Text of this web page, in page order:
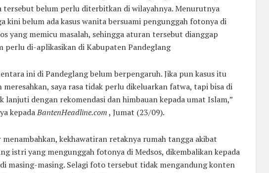
tersebut belum perlu diterbitkan di wilayahnya. Menurutnya
kini belum ada kasus wanita bersuami pengunggah fotonya di
yang memicu masalah, sehingga aturan tersebut dianggap
perlu di-aplikasikan di Kabupaten Pandeglang
ini di Pandeglang belum berpengaruh. Jika pun kasus itu
meresahkan, saya rasa tidak perlu dikeluarkan fatwa, tapi bisa di
lanjuti dengan rekomendasi dan himbauan kepada umat Islam,”
kepadaBantenHeadline.com, Jumat (23/09).
menambahkan, kekhawatiran retaknya rumah tangga akibat
istri yang mengunggah fotonya di Medsos, dikembalikan kepada
masing-masing. Selagi foto tersebut tidak mengandung konten